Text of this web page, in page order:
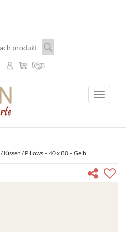
Toggle
/Kissen / Pillows – 40 x 80 – Gelb